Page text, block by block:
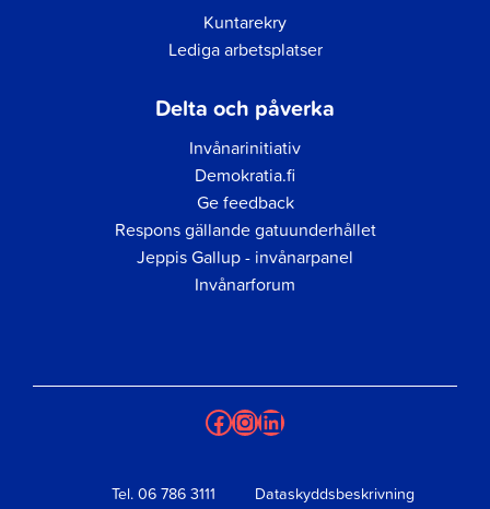
Kuntarekry
Lediga arbetsplatser
Delta och påverka
Invånarinitiativ
Demokratia.fi
Ge feedback
Respons gällande gatuunderhållet
Jeppis Gallup - invånarpanel
Invånarforum
Facebook
Instagram
LinkedIn
Tel. 06 786 3111
Dataskyddsbeskrivning